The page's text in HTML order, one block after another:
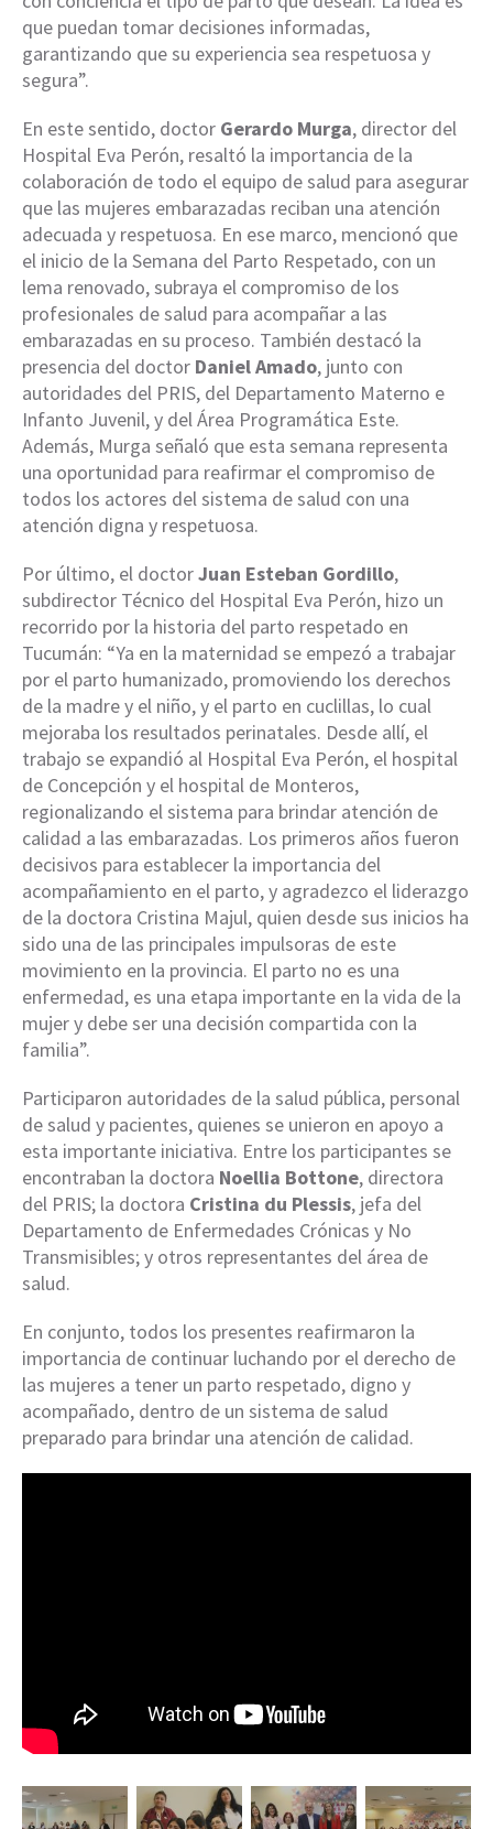
que puedan tomar decisiones informadas,
garantizando que su experiencia sea respetuosa y
segura”.
En este sentido, doctor Gerardo Murga, director del
Hospital Eva Perón, resaltó la importancia de la
colaboración de todo el equipo de salud para asegurar
que las mujeres embarazadas reciban una atención
adecuada y respetuosa. En ese marco, mencionó que
el inicio de la Semana del Parto Respetado, con un
lema renovado, subraya el compromiso de los
profesionales de salud para acompañar a las
embarazadas en su proceso. También destacó la
presencia del doctor Daniel Amado, junto con
autoridades del PRIS, del Departamento Materno e
Infanto Juvenil, y del Área Programática Este.
Además, Murga señaló que esta semana representa
una oportunidad para reafirmar el compromiso de
todos los actores del sistema de salud con una
atención digna y respetuosa.
Por último, el doctorJuan Esteban Gordillo,
subdirector Técnico del Hospital Eva Perón, hizo un
recorrido por la historia del parto respetado en
Tucumán: “Ya en la maternidad se empezó a trabajar
por el parto humanizado, promoviendo los derechos
de la madre y el niño, y el parto en cuclillas, lo cual
mejoraba los resultados perinatales. Desde allí, el
trabajo se expandió al Hospital Eva Perón, el hospital
de Concepción y el hospital de Monteros,
regionalizando el sistema para brindar atención de
calidad a las embarazadas. Los primeros años fueron
decisivos para establecer la importancia del
acompañamiento en el parto, y agradezco el liderazgo
de la doctora Cristina Majul, quien desde sus inicios ha
sido una de las principales impulsoras de este
movimiento en la provincia. El parto no es una
enfermedad, es una etapa importante en la vida de la
mujer y debe ser una decisión compartida con la
familia”.
Participaron autoridades de la salud pública, personal
de salud y pacientes, quienes se unieron en apoyo a
esta importante iniciativa. Entre los participantes se
encontraban la doctora Noellia Bottone, directora
del PRIS; la doctora Cristina du Plessis, jefa del
Departamento de Enfermedades Crónicas y No
Transmisibles; y otros representantes del área de
salud.
En conjunto, todos los presentes reafirmaron la
importancia de continuar luchando por el derecho de
las mujeres a tener un parto respetado, digno y
acompañado, dentro de un sistema de salud
preparado para brindar una atención de calidad.